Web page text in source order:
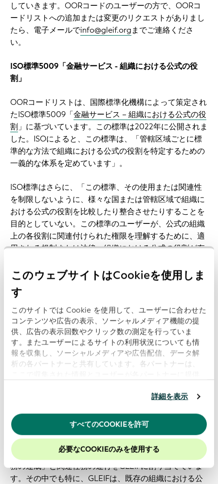
このウェブサイトはCookieを使用しま
す
このサイトでは Cookie を使用して、ユーザーに合わせた
コンテンツや広告の表示、ソーシャルメディア機能の提
供、広告の表示回数やクリック数の測定を行っていま
す。またユーザーによるサイトの利用状況についても情
報を収集し、ソーシャルメディアや広告配信、データ解
析の各パートナーと共有しています。各パートナーは、
用したときに収集した他の情報を組み合わせて使用する
ッキーに同意したことになります。
当社のウェブサイトでのエクスペリエンスを向上させる
ために、Cookieを有効にしておくことをお勧めします。
詳細を表示
すべてのCOOKIEを許可
必要なCOOKIEのみを使用する
していきます。OORコードのユーザーの方で、OORコ
ードリストへの追加または変更のリクエストがありまし
たら、電子メールでinfo@gleif.orgまでご連絡くださ
い。
ISO標準5009「金融サービス - 組織における公式の役
割」
OORコードリストは、国際標準化機構によって策定され
たISO標準5009「金融サービス – 組織における公式の役
割 」に基づいています。この標準は2022年に公開されま
した。ISOによると、この標準は、「管轄区域ごとに標
準的な方法で組織における公式の役割を特定するための
一義的な体系を定めています」。
ISO標準はさらに、「この標準、その使用または関連性
を制限しないように、様々な国または管轄区域で組織に
おける公式の役割を比較したり整合させたりすることを
目的としていない。この標準のユーザーが、公式の組織
上の各役割に関連付けられた権限を理解するために、適
用される規制または法律、組織における公式の役割が存
きを参照する必要があること」を定めています。
ISOは、「組織を代表して行動する人物の公式の役割を
理解することは、商業と規制の両方のやり取りおよび義
務を果たすうえで重要な考慮事項である。この傾向は、
私たちがグローバルなデジタル経済の創造と持続に向け
て進む中、デジタル世界、とりわけ金融サービスにおけ
るエンゲージメントおよびやり取りで顕著である」と指
摘しています。
OORコードリストの維持におけるGLEIFの役割
ISOは、ISO技術委員会68金融サービスのメンバーで構
成されるISO 5009標準に関連する維持機関を設置してい
ます。維持機関事務局にはスイス規格協会（SNV）が任
命されており、SNVは、「維持機関の事務局としての義
務の達成」と関連任務の遂行をGLEIFに割り当てていま
す。その中でも特に、GLEIFは、既存の組織における公